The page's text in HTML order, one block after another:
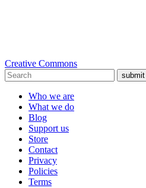
Creative Commons
submit
Who we are
What we do
Blog
Support us
Store
Contact
Privacy
Policies
Terms